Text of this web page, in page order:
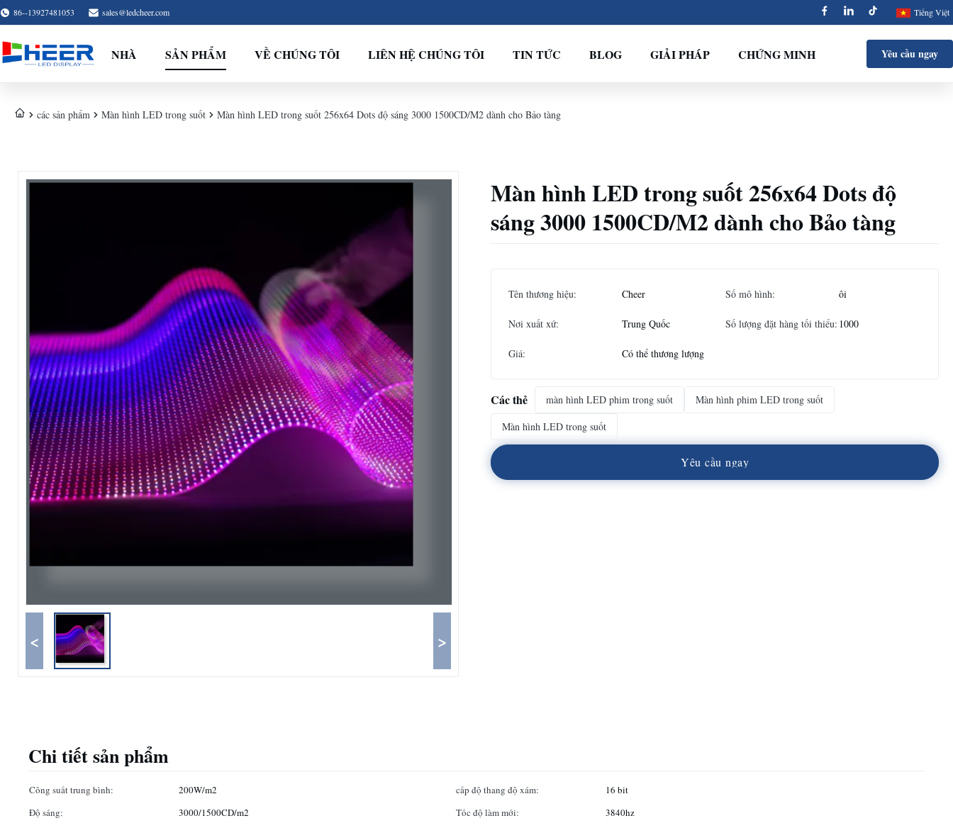
86--13927481053 sales@ledcheer.com Tiếng Việt
NHÀ SẢN PHẨM VỀ CHÚNG TÔI LIÊN HỆ CHÚNG TÔI TIN TỨC BLOG GIẢI PHÁP CHỨNG MINH Yêu cầu ngay
các sản phẩm Màn hình LED trong suốt Màn hình LED trong suốt 256x64 Dots độ sáng 3000 1500CD/M2 dành cho Bảo tàng
< >
Màn hình LED trong suốt 256x64 Dots độ
sáng 3000 1500CD/M2 dành cho Bảo tàng
Tên thương hiệu: Cheer Số mô hình: ôi
Nơi xuất xứ: Trung Quốc Số lượng đặt hàng tối thiểu: 1000
Giá: Có thể thương lượng
Các thẻ màn hình LED phim trong suốt
Màn hình phim LED trong suốt
Màn hình LED trong suốt
Yêu cầu ngay
Chi tiết sản phẩm
Công suất trung bình: 200W/m2 cấp độ thang độ xám:
16 bit
Độ sáng:
3000/1500CD/m2 Tốc độ làm mới:
3840hz